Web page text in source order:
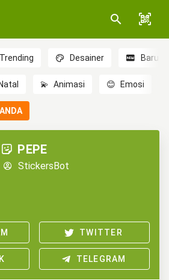
Trending Desainer Baru
Natal 💫 Animasi 😊 Emosi
PEPE
StickersBot
TWITTER
TELEGRAM